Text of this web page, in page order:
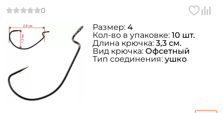
Размер: 4
Кол-во в упаковке: 10 шт.
Длина крючка: 3,3 см.
Вид крючка: Офсетный
Тип соединения: ушко